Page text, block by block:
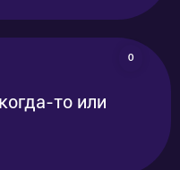
0
то или